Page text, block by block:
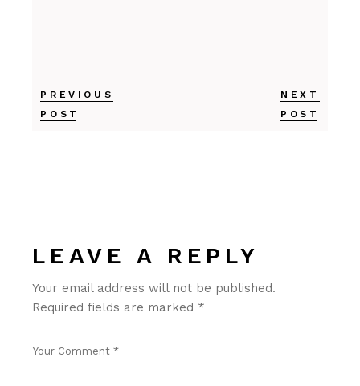
PREVIOUS
POST
NEXT
POST
LEAVE A REPLY
Your email address will not be published.
Required fields are marked *